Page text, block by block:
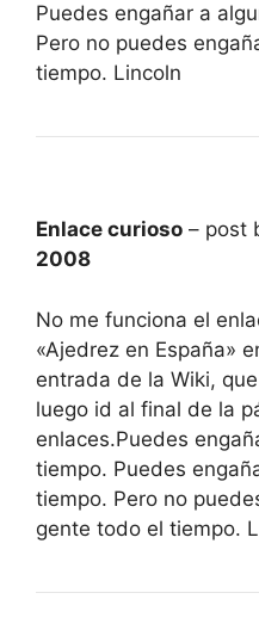
Puedes engañar a
Pero no puedes
tiempo. Lincoln
Enlace curioso – post
2008
No me funciona el
«Ajedrez en España»
entrada de la Wiki,
luego id al final de la
enlaces.Puedes
tiempo. Puedes
tiempo. Pero no
gente todo el tiempo.